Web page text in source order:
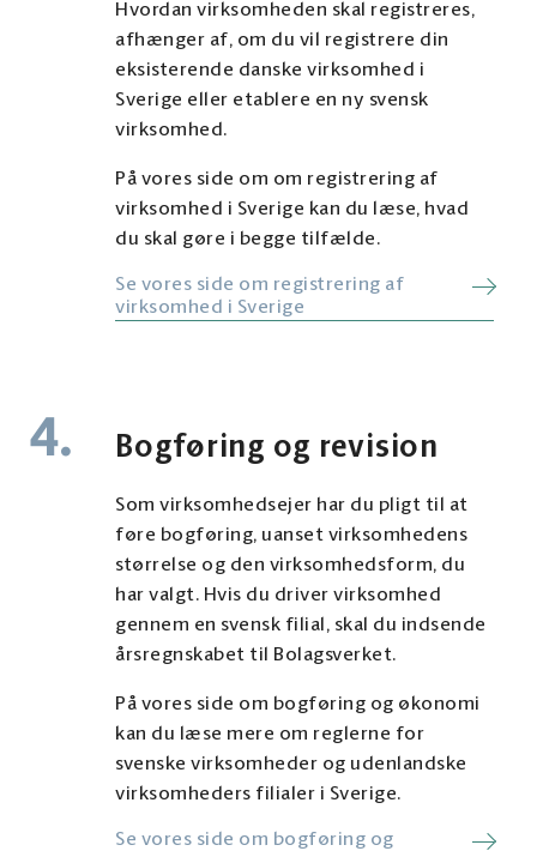
Hvordan virksomheden skal registreres,
afhænger af, om du vil registrere din
eksisterende danske virksomhed i
Sverige eller etablere en ny svensk
virksomhed.
På vores side om om registrering af
virksomhed i Sverige kan du læse, hvad
du skal gøre i begge tilfælde.
Se vores side om registrering af
virksomhed i Sverige
4. Bogføring og revision
Som virksomhedsejer har du pligt til at
føre bogføring, uanset virksomhedens
størrelse og den virksomhedsform, du
har valgt. Hvis du driver virksomhed
gennem en svensk filial, skal du indsende
årsregnskabet til Bolagsverket.
På vores side om bogføring og økonomi
kan du læse mere om reglerne for
svenske virksomheder og udenlandske
virksomheders filialer i Sverige.
Se vores side om bogføring og